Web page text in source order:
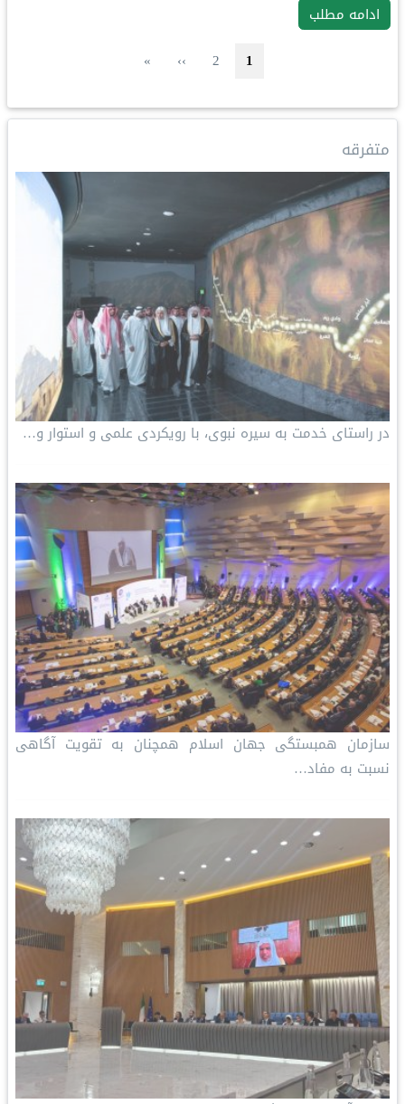
ادامه مطلب
صفحه جاری
1 صفحه
2 صفحه بعد
››
Last page
»
متفرقه
در راستای خدمت به سیره نبوی، با رویکردی علمی و استوار و…
سازمان همبستگی جهان اسلام همچنان به تقویت آگاهی
نسبت به مفاد…